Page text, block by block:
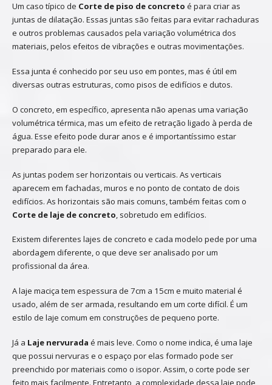
Um caso típico de Corte de piso de concreto é para criar as
juntas de dilatação. Essas juntas são feitas para evitar rachaduras
e outros problemas causados pela variação volumétrica dos
materiais, pelos efeitos de vibrações e outras movimentações.
Essa junta é conhecido por seu uso em pontes, mas é útil em
diversas outras estruturas, como pisos de edifícios e dutos.
O concreto, em específico, apresenta não apenas uma variação
volumétrica térmica, mas um efeito de retração ligado à perda de
água. Esse efeito pode durar anos e é importantíssimo estar
preparado para ele.
As juntas podem ser horizontais ou verticais. As verticais
aparecem em fachadas, muros e no ponto de contato de dois
edifícios. As horizontais são mais comuns, também feitas com o
Corte de laje de concreto, sobretudo em edifícios.
Existem diferentes lajes de concreto e cada modelo pede por uma
abordagem diferente, o que deve ser analisado por um
profissional da área.
A laje maciça tem espessura de 7cm a 15cm e muito material é
usado, além de ser armada, resultando em um corte difícil. É um
estilo de laje comum em construções de pequeno porte.
Já a Laje nervurada é mais leve. Como o nome indica, é uma laje
que possui nervuras e o espaço por elas formado pode ser
preenchido por materiais como o isopor. Assim, o corte pode ser
feito mais facilmente. Entretanto, a complexidade dessa laje pode